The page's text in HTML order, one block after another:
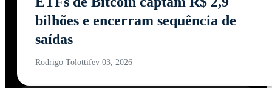
bilhões e encerram sequência de
saídas
Rodrigo Tolottifev 03, 2026